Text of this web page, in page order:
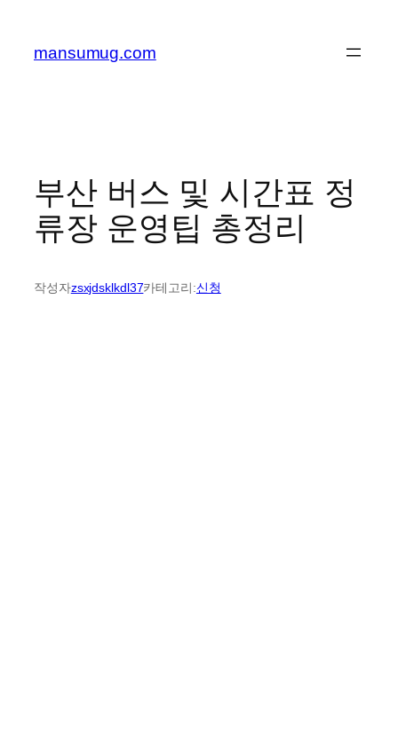
mansumug.com
부산 버스 및 시간표 정
류장 운영팁 총정리
작성자zsxjdsklkdl37카테고리:신청